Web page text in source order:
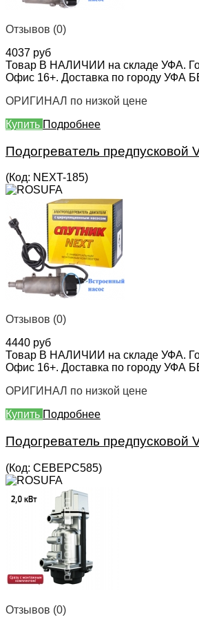
Отзывов (0)
4037 руб
Товар В НАЛИЧИИ на складе УФА.
Офис 16+. Доставка по городу УФА
ОРИГИНАЛ по низкой цене
Купить Подробнее
Подогреватель
(Код: NEXT-185)
Отзывов (0)
4440 руб
Товар В НАЛИЧИИ на складе УФА.
Офис 16+. Доставка по городу УФА
ОРИГИНАЛ по низкой цене
Купить Подробнее
Подогреватель
(Код: СЕВЕРС585)
Отзывов (0)